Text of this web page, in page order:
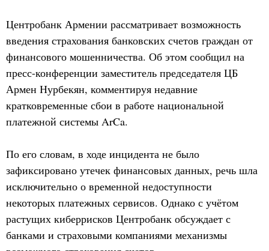
Центробанк Армении рассматривает возможность
введения страхования банковских счетов граждан от
финансового мошенничества. Об этом сообщил на
пресс-конференции заместитель председателя ЦБ
Армен Нурбекян, комментируя недавние
кратковременные сбои в работе национальной
платежной системы ArCa.
По его словам, в ходе инцидента не было
зафиксировано утечек финансовых данных, речь шла
исключительно о временной недоступности
некоторых платежных сервисов. Однако с учётом
растущих киберрисков Центробанк обсуждает с
банками и страховыми компаниями механизмы